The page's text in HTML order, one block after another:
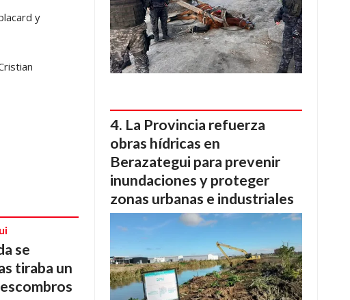
y
se
tiraba un
La Provincia refuerza
obras hídricas en
Berazategui para prevenir
inundaciones y proteger
zonas urbanas e industriales